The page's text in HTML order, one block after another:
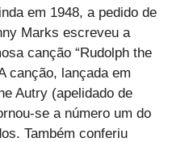
em 1948, a pedido de
Marks escreveu a
canção “Rudolph the
canção, lançada em
Autry (apelidado de
se a número um do
Também conferiu